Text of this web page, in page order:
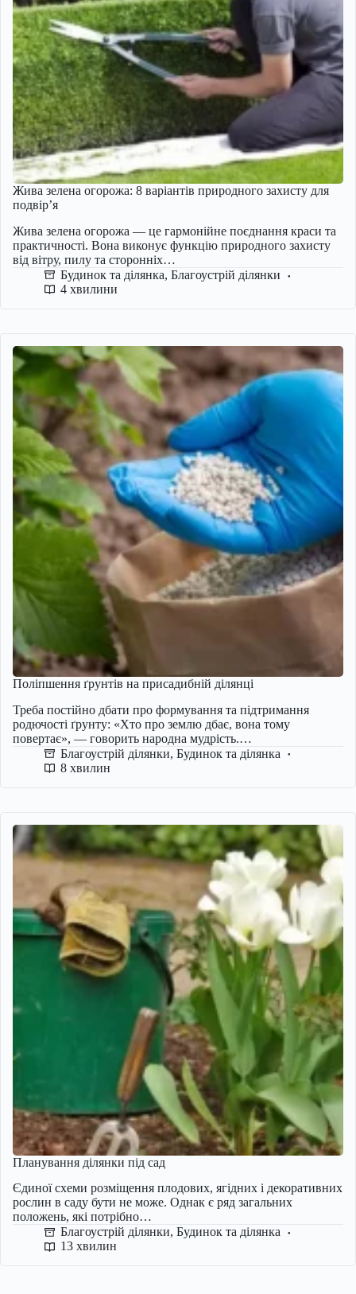
Жива зелена огорожа: 8 варіантів природного захисту для
подвір’я
Жива зелена огорожа — це гармонійне поєднання краси та
практичності. Вона виконує функцію природного захисту
від вітру, пилу та сторонніх…
Будинок та ділянка, Благоустрій ділянки
4 хвилини
Поліпшення ґрунтів на присадибній ділянці
Треба постійно дбати про формування та підтримання
родючості ґрунту: «Хто про землю дбає, вона тому
повертає», — говорить народна мудрість.…
Благоустрій ділянки, Будинок та ділянка
8 хвилин
Планування ділянки під сад
Єдиної схеми розміщення плодових, ягідних і декоративних
рослин в саду бути не може. Однак є ряд загальних
положень, які потрібно…
Благоустрій ділянки, Будинок та ділянка
13 хвилин